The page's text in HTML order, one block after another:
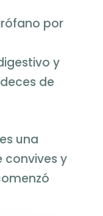
por
y
de
una
convives y